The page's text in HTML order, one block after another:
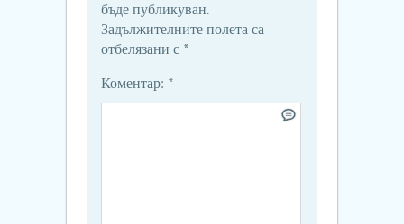
бъде публикуван.
Задължителните полета са
отбелязани с *
Коментар: *